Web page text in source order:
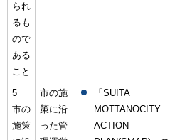
られ
るも
ので
ある
こと
5
市の
施策
市の施
策に沿
った管
「SUITA
MOTTANOCITY
ACTION